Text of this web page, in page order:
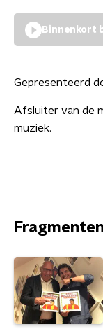
Binnenkort
Gepresenteerd
Afsluiter van de
muziek.